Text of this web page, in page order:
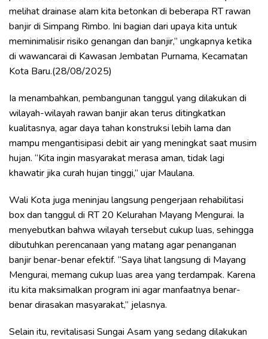
melihat drainase alam kita betonkan di beberapa RT rawan
banjir di Simpang Rimbo. Ini bagian dari upaya kita untuk
meminimalisir risiko genangan dan banjir,” ungkapnya ketika
di wawancarai di Kawasan Jembatan Purnama, Kecamatan
Kota Baru.(28/08/2025)
Ia menambahkan, pembangunan tanggul yang dilakukan di
wilayah-wilayah rawan banjir akan terus ditingkatkan
kualitasnya, agar daya tahan konstruksi lebih lama dan
mampu mengantisipasi debit air yang meningkat saat musim
hujan. “Kita ingin masyarakat merasa aman, tidak lagi
khawatir jika curah hujan tinggi,” ujar Maulana.
Wali Kota juga meninjau langsung pengerjaan rehabilitasi
box dan tanggul di RT 20 Kelurahan Mayang Mengurai. Ia
menyebutkan bahwa wilayah tersebut cukup luas, sehingga
dibutuhkan perencanaan yang matang agar penanganan
banjir benar-benar efektif. “Saya lihat langsung di Mayang
Mengurai, memang cukup luas area yang terdampak. Karena
itu kita maksimalkan program ini agar manfaatnya benar-
benar dirasakan masyarakat,” jelasnya.
Selain itu, revitalisasi Sungai Asam yang sedang dilakukan